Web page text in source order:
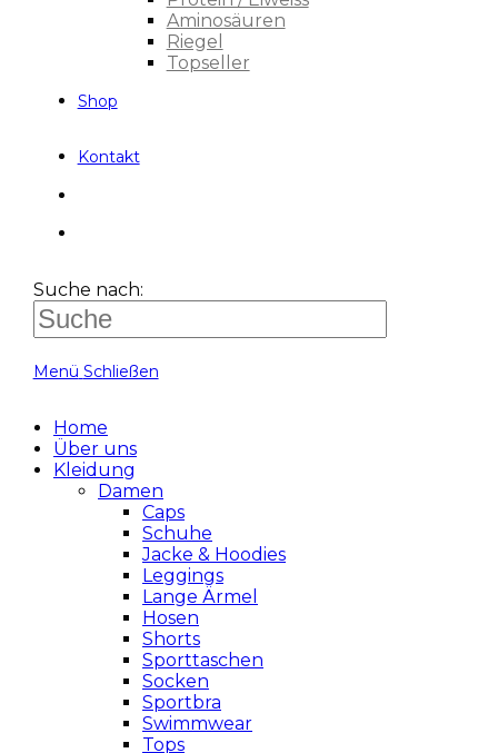
Aminosäuren
Riegel
Topseller
Shop
Kontakt
Suche nach:
Menü Schließen
Home
Über uns
Kleidung
Damen
Caps
Schuhe
Jacke & Hoodies
Leggings
Lange Ärmel
Hosen
Shorts
Sporttaschen
Socken
Sportbra
Swimmwear
Tops